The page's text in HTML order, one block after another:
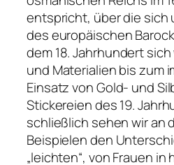
entspricht, über die sich
des europäischen
dem 18. Jahrhundert
und Materialien bis zum
Einsatz von Gold- und
Stickereien des 19.
schließlich sehen wir an
Beispielen den
„leichten“, von Frauen